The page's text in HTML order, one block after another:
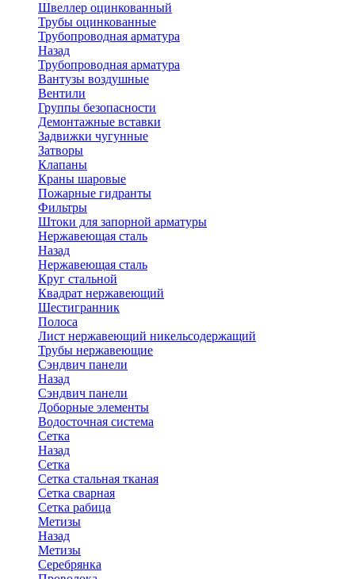
Швеллер оцинкованный
Трубы оцинкованные
Трубопроводная арматура
Назад
Трубопроводная арматура
Вантузы воздушные
Вентили
Группы безопасности
Демонтажные вставки
Задвижки чугунные
Затворы
Клапаны
Краны шаровые
Пожарные гидранты
Фильтры
Штоки для запорной арматуры
Нержавеющая сталь
Назад
Нержавеющая сталь
Круг стальной
Квадрат нержавеющий
Шестигранник
Полоса
Лист нержавеющий никельсодержащий
Трубы нержавеющие
Сэндвич панели
Назад
Сэндвич панели
Доборные элементы
Водосточная система
Сетка
Назад
Сетка
Сетка стальная тканая
Сетка сварная
Сетка рабица
Метизы
Назад
Метизы
Серебрянка